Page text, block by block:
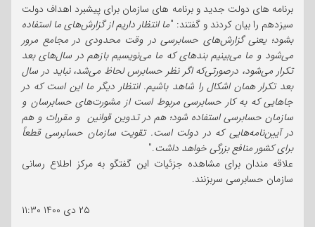
برنامه های دولت جدید و برنامه های سازمان برای پیشبرد اهداف دولت
سیزدهم را بیان کردند و گفتند: "ما انتظار داریم از گزارش‌های ما استفاده
بشود؛ یعنی گزارش‌های حسابرسی در وقت محدودی در مجامع مرور
می‌شود و ما می‌بینیم بندهای که ما می‌نویسیم بازهم در سال‌های بعد
تکرار می‌شود، درصورتی‌که اگر نظر حسابرس لحاظ می‌شد، نباید در سال
بعد تکرار همان اشکال را شاهد باشیم. انتظار دیگر ما این است که در
جاهایی که به کار حسابرسی مربوط است از مشورت‌های حسابرسان و
سازمان حسابرسی استفاده شود؛ هم در تدوین قوانین و مقررات و هم
در آیین‌نامه‌هایی که در دولت است. تقویت سازمان حسابرسی قطعاً
برای کشور منافع بزرگی خواهد داشت."
علاقه مندان برای مشاهده جزئیات این گفتگو به مرکز اطلاع رسانی
سازمان حسابرسی سربزنند.
۲۵ دی ۱۴۰۰
۱۱:۳۰